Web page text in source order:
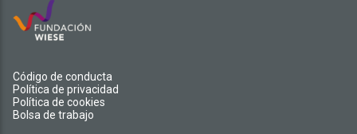
Código de conducta
Política de privacidad
Política de cookies
Bolsa de trabajo